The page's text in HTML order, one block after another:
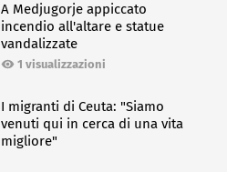
A Medjugorje appiccato
incendio all'altare e statue
vandalizzate
1 visualizzazioni
I migranti di Ceuta: "Siamo
venuti qui in cerca di una vita
migliore"